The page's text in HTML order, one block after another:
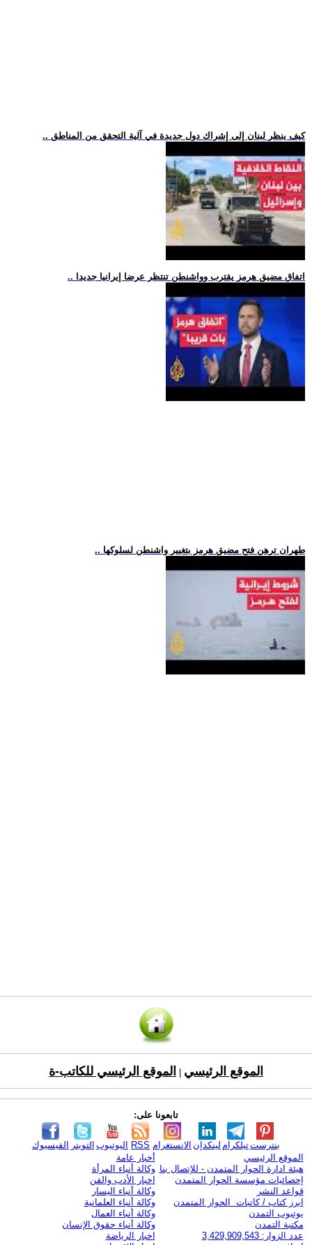
.. كيف ينظر لبنان إلى إشراك دول جديدة في آلية التحقق من المناطق
.. اتفاق مضيق هرمز يقترب وواشنطن تنتظر عرضا إيرانيا جديدا
.. طهران ترهن فتح مضيق هرمز بتغيير واشنطن لسلوكها
الموقع الرئيسي الموقع الرئيسي للكاتب-ة
تابعونا على:
الفيسبوك التويتر اليوتيوب RSS الانستغرام لينكدإن تيلكرامبنترست
الموقع الرئيسي
هيئة ادارة الحوار المتمدن - للإتصال بنا
إحصائيات مؤسسة الحوار المتمدن
قواعد النشر
ابرز كتاب / كاتبات الحوار المتمدن
يوتيوب التمدن
مكتبة التمدن
عدد الزوار: 3,429,909,543
أخبار عامة
وكالة أنباء المرأة
اخبار الأدب والفن
وكالة أنباء اليسار
وكالة أنباء العلمانية
وكالة أنباء العمال
وكالة أنباء حقوق الإنسان
اخبار الرياضة